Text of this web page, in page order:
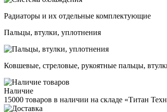
Радиаторы и их отдельные комплектующие
Пальцы, втулки, уплотнения
Ковшевые, стреловые, рукоятные пальцы,
Наличие
15000 товаров в наличии на складе «Титан